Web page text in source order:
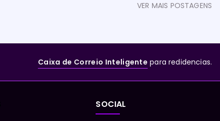
VER MAIS POSTAGENS
Caixa de Correio Inteligente para redidencias.
SOCIAL